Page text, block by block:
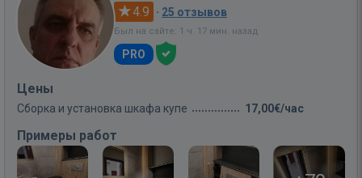
4.9 · 25 отзывов
Был на сайте: 1 ч. 17 мин. назад
PRO
Цены
Сборка и установка шкафа купе 17,00€/час
Примеры работ